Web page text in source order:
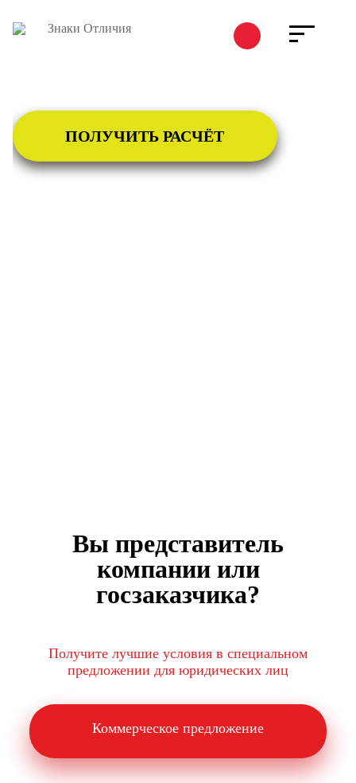
ПОЛУЧИТЬ РАСЧЁТ
Вы представитель
компании или
госзаказчика?
Получите лучшие условия в специальном
предложении для юридических лиц
Коммерческое предложение